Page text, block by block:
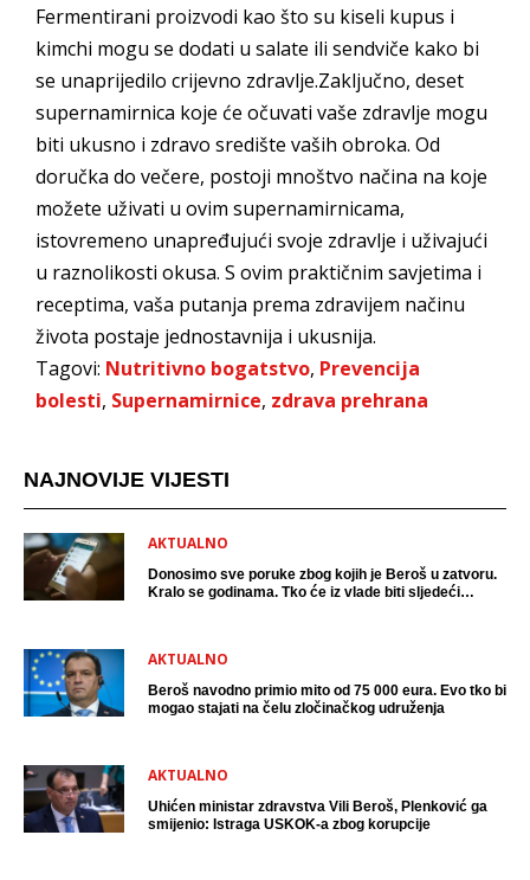
Fermentirani proizvodi kao što su kiseli kupus i
kimchi mogu se dodati u salate ili sendviče kako bi
se unaprijedilo crijevno zdravlje.Zaključno, deset
supernamirnica koje će očuvati vaše zdravlje mogu
biti ukusno i zdravo središte vaših obroka. Od
doručka do večere, postoji mnoštvo načina na koje
možete uživati u ovim supernamirnicama,
istovremeno unapređujući svoje zdravlje i uživajući
u raznolikosti okusa. S ovim praktičnim savjetima i
receptima, vaša putanja prema zdravijem načinu
života postaje jednostavnija i ukusnija.
Tagovi: Nutritivno bogatstvo, Prevencija
bolesti, Supernamirnice, zdrava prehrana
NAJNOVIJE VIJESTI
AKTUALNO
Donosimo sve poruke zbog kojih je Beroš u zatvoru.
Kralo se godinama. Tko će iz vlade biti sljedeći
AKTUALNO
Beroš navodno primio mito od 75 000 eura. Evo tko bi
mogao stajati na čelu zločinačkog udruženja
AKTUALNO
Uhićen ministar zdravstva Vili Beroš, Plenković ga
smijenio: Istraga USKOK-a zbog korupcije